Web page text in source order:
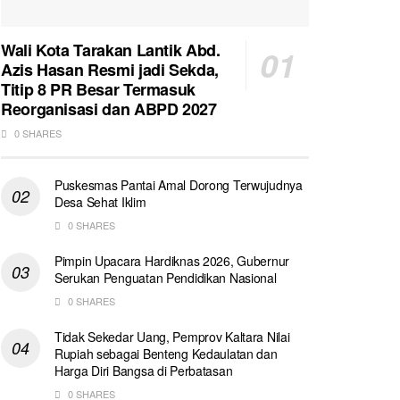
Wali Kota Tarakan Lantik Abd.
Azis Hasan Resmi jadi Sekda,
Titip 8 PR Besar Termasuk
Reorganisasi dan ABPD 2027
0 SHARES
Puskesmas Pantai Amal Dorong Terwujudnya
Desa Sehat Iklim
0 SHARES
Pimpin Upacara Hardiknas 2026, Gubernur
Serukan Penguatan Pendidikan Nasional
0 SHARES
Tidak Sekedar Uang, Pemprov Kaltara Nilai
Rupiah sebagai Benteng Kedaulatan dan
Harga Diri Bangsa di Perbatasan
0 SHARES